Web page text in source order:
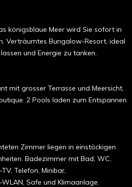
königsblaue Meer wird Sie sofort in
Verträumtes Bungalow-Resort, ideal
und Energie zu tanken.
mit grosser Terrasse und Meersicht,
2 Pools laden zum Entspannen
Zimmer liegen in einstöckigen
Badezimmer mit Bad, WC,
Telefon, Minibar,
Safe und Klimaanlage.